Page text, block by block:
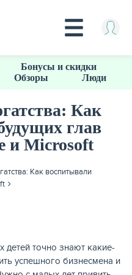
Бонусы и скидки
Обзоры Люди
Как
глав
и Microsoft
Как воспитывали
детей точно знают какие-
успешного бизнесмена и